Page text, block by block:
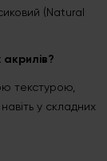
(Natural
текстурою,
у складних